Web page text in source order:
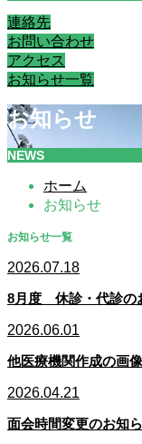
連絡先
お問い合わせ
アクセス
お知らせ一覧
お知らせ
NEWS
ホーム
お知らせ
お知らせ一覧
2026.07.18
8月度 休診・代診の
2026.06.01
他医療機関作成の画
2026.04.21
面会時間変更のお知